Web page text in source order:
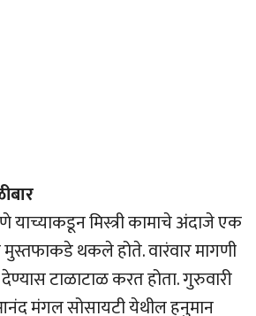
मिस्त्री कामाचे अंदाजे एक
थकले होते. वारंवार मागणी
टाळाटाळ करत होता. गुरुवारी
मंगल सोसायटी येथील हनुमान